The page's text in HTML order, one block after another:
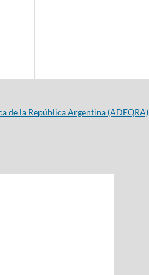
de la República Argentina (ADEQRA)